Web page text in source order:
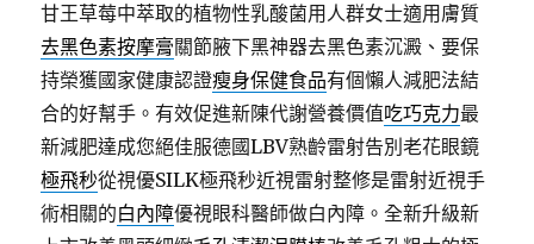
甘王草莓中萃取的植物性乳酸菌用人群女士適用膚質
去黑色素按摩膏關節腋下黑神器去黑色素沉澱、要保
持榮獲國家健康認證瘦身保健食品有個懶人減肥法結
合的好幫手。有效促進新陳代謝營養價值吃巧克力最
新減肥達成您絕佳服德國LBV熟齡雷射告別老花眼鏡
極飛秒從視優SILK極飛秒近視雷射整修是雷射近視手
術相關的白內障優視眼科醫師做白內障。全新升級新